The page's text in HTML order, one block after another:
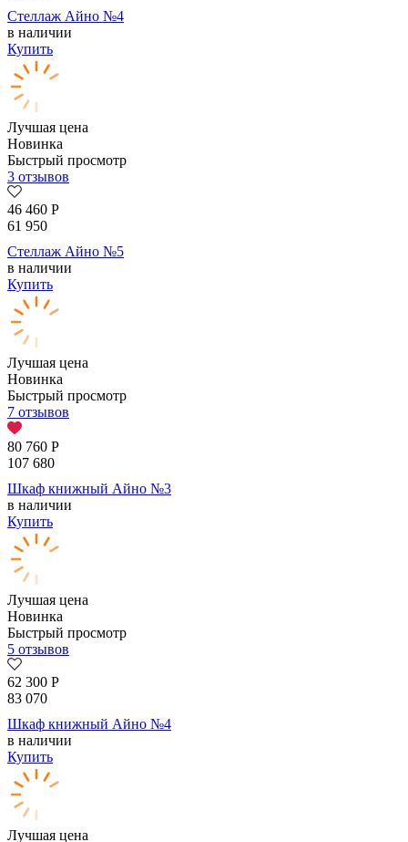
Стеллаж Айно №4
в наличии
Купить
Лучшая цена
Новинка
Быстрый просмотр
3 отзывов
46 460 Р
61 950
Стеллаж Айно №5
в наличии
Купить
Лучшая цена
Новинка
Быстрый просмотр
7 отзывов
80 760 Р
107 680
Шкаф книжный Айно №3
в наличии
Купить
Лучшая цена
Новинка
Быстрый просмотр
5 отзывов
62 300 Р
83 070
Шкаф книжный Айно №4
в наличии
Купить
Лучшая цена